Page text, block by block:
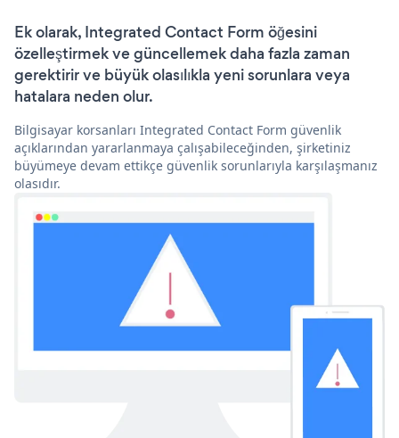
Ek olarak, Integrated Contact Form öğesini
özelleştirmek ve güncellemek daha fazla zaman
gerektirir ve büyük olasılıkla yeni sorunlara veya
hatalara neden olur.
Bilgisayar korsanları Integrated Contact Form güvenlik
açıklarından yararlanmaya çalışabileceğinden, şirketiniz
büyümeye devam ettikçe güvenlik sorunlarıyla karşılaşmanız
olasıdır.